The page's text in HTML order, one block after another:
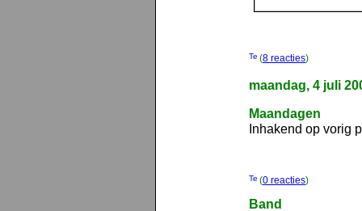
(8 reacties)
maandag, 4 juli
Maandagen
Inhakend op vorig
(0 reacties)
Band